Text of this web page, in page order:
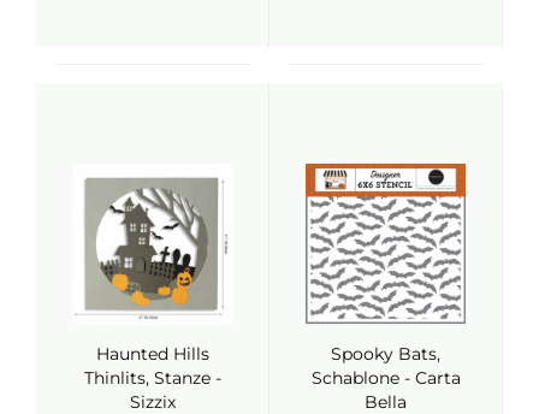
Haunted Hills
Thinlits, Stanze -
Sizzix
Spooky Bats,
Schablone - Carta
Bella